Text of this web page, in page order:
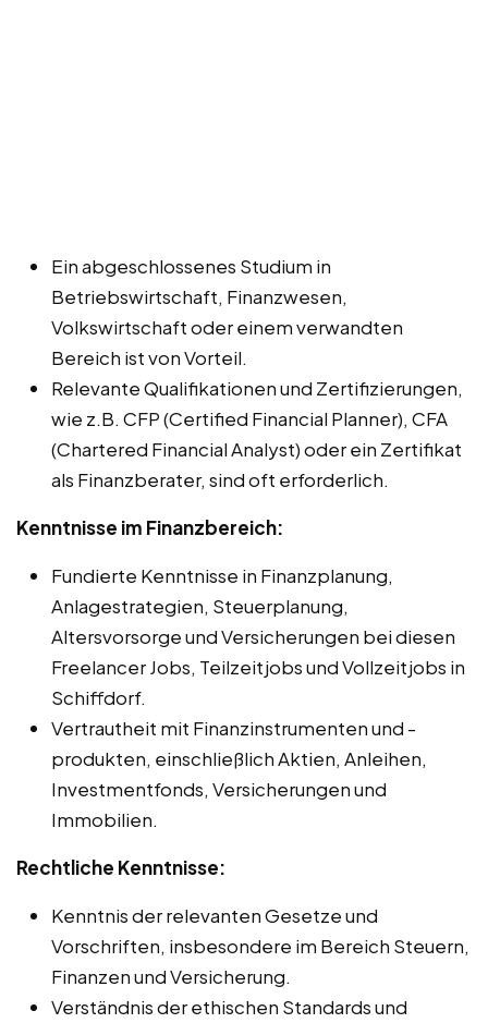
Ein abgeschlossenes Studium in
Betriebswirtschaft, Finanzwesen,
Volkswirtschaft oder einem verwandten
Bereich ist von Vorteil.
Relevante Qualifikationen und Zertifizierungen,
wie z.B. CFP (Certified Financial Planner), CFA
(Chartered Financial Analyst) oder ein Zertifikat
als Finanzberater, sind oft erforderlich.
Kenntnisse im Finanzbereich:
Fundierte Kenntnisse in Finanzplanung,
Anlagestrategien, Steuerplanung,
Altersvorsorge und Versicherungen bei diesen
Freelancer Jobs, Teilzeitjobs und Vollzeitjobs in
Schiffdorf.
Vertrautheit mit Finanzinstrumenten und -
produkten, einschließlich Aktien, Anleihen,
Investmentfonds, Versicherungen und
Immobilien.
Rechtliche Kenntnisse:
Kenntnis der relevanten Gesetze und
Vorschriften, insbesondere im Bereich Steuern,
Finanzen und Versicherung.
Verständnis der ethischen Standards und